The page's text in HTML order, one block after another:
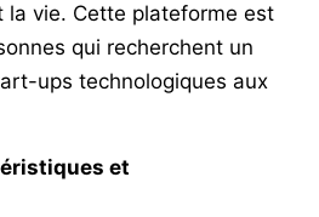
la vie. Cette plateforme est
qui recherchent un
ups technologiques aux
et